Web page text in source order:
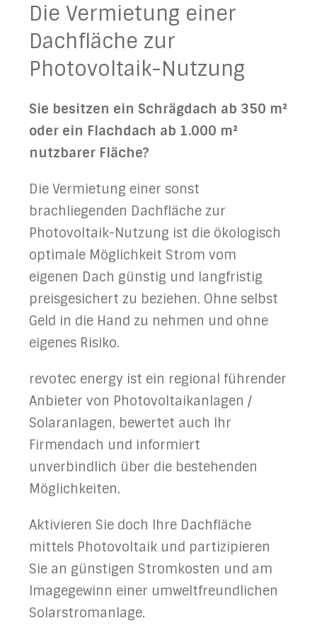
Die Vermietung einer
Dachfläche zur
Photovoltaik-Nutzung
Sie besitzen ein Schrägdach ab 350 m²
oder ein Flachdach ab 1.000 m²
nutzbarer Fläche?
Die Vermietung einer sonst
brachliegenden Dachfläche zur
Photovoltaik-Nutzung ist die ökologisch
optimale Möglichkeit Strom vom
eigenen Dach günstig und langfristig
preisgesichert zu beziehen. Ohne selbst
Geld in die Hand zu nehmen und ohne
eigenes Risiko.
revotec energy ist ein regional führender
Anbieter von Photovoltaikanlagen /
Solaranlagen, bewertet auch Ihr
Firmendach und informiert
unverbindlich über die bestehenden
Möglichkeiten.
Aktivieren Sie doch Ihre Dachfläche
mittels Photovoltaik und partizipieren
Sie an günstigen Stromkosten und am
Imagegewinn einer umweltfreundlichen
Solarstromanlage.